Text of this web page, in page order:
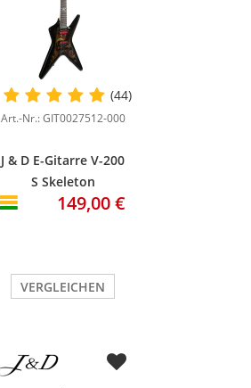
(44)
Art.-Nr.: GIT0027512-000
J & D E-Gitarre V-200
S Skeleton
149,00 €
VERGLEICHEN